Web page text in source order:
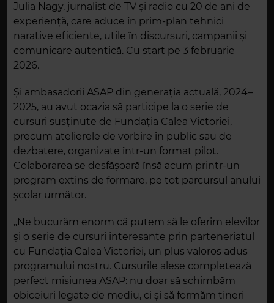
Julia Nagy, jurnalist de TV și radio cu 20 de ani de
experiență, care aduce în prim-plan tehnici
narative eficiente, utile în discursuri, campanii și
comunicare autentică. Cu start pe 3 februarie
2026.
Și ambasadorii ASAP din generația actuală, 2024–
2025, au avut ocazia să participe la o serie de
cursuri susținute de Fundația Calea Victoriei,
precum atelierele de vorbire în public sau de
dezbatere, organizate într-un format pilot.
Colaborarea se desfășoară însă acum printr-un
program extins de formare, pe tot parcursul anului
școlar următor.
„Ne bucurăm enorm că putem să le oferim elevilor
și o serie de cursuri interesante prin parteneriatul
cu Fundația Calea Victoriei, un plus valoros adus
programului nostru. Cursurile alese completează
perfect misiunea ASAP: nu doar să schimbăm
obiceiuri legate de mediu, ci și să formăm tineri